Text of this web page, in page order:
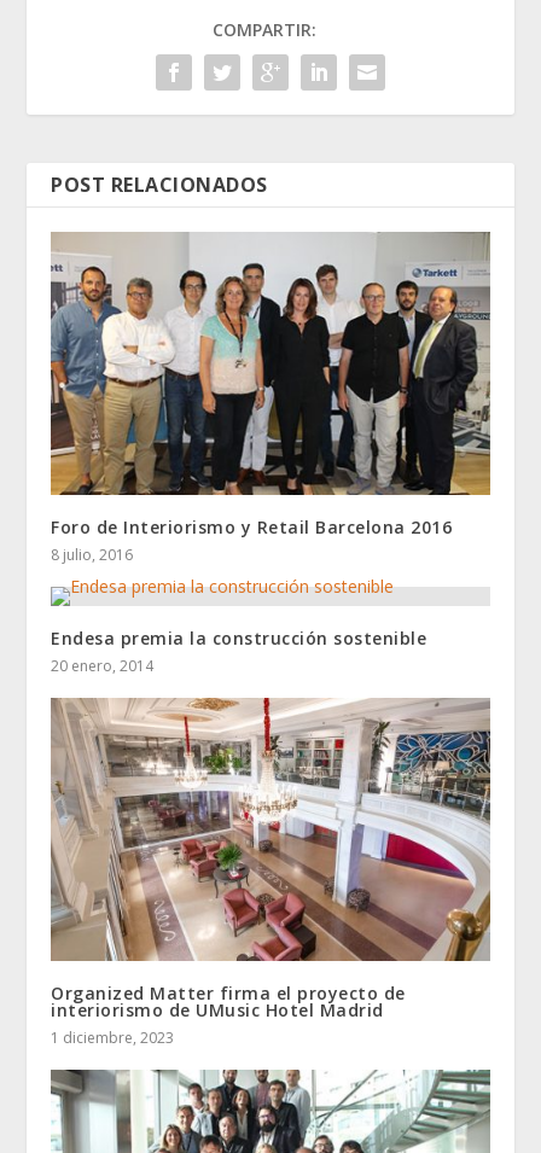
COMPARTIR:
POST RELACIONADOS
Foro de Interiorismo y Retail Barcelona 2016
8 julio, 2016
Endesa premia la construcción sostenible
20 enero, 2014
Organized Matter firma el proyecto de
interiorismo de UMusic Hotel Madrid
1 diciembre, 2023